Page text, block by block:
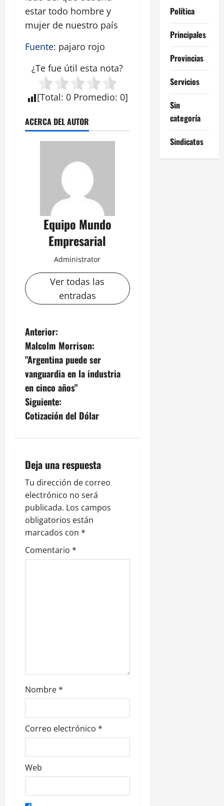
estar todo hombre y
mujer de nuestro país
Fuente: pajaro rojo
¿Te fue útil esta nota?
[Total: 0 Promedio: 0]
ACERCA DEL AUTOR
Equipo Mundo
Empresarial
Administrator
Ver todas las
entradas
N
a
v
e
g
c
i
ó
n
d
e
a
d
a
s
Anterior:
Malcolm Morrison:
"Argentina puede ser
vanguardia en la industria
en cinco años"
Siguiente:
Cotización del Dólar
Deja una respuesta
Tu dirección de correo
electrónico no será
publicada. Los campos
obligatorios están
marcados con *
Comentario *
Nombre*
Correo electrónico *
Web
Política
Principales
Provincias
Servicios
Sin
categoría
Sindicatos